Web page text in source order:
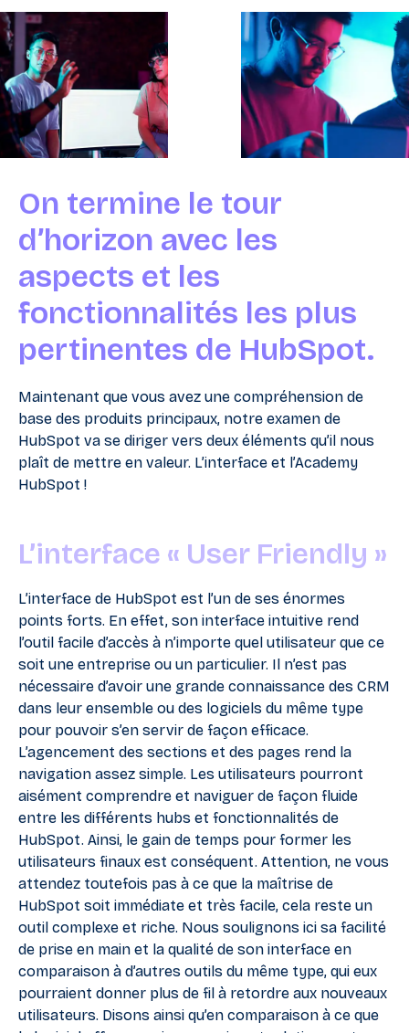
On termine le tour
d’horizon avec les
aspects et les
fonctionnalités les plus
pertinentes de HubSpot.
Maintenant que vous avez une compréhension de
base des produits principaux, notre examen de
HubSpot va se diriger vers deux éléments qu’il nous
plaît de mettre en valeur. L’interface et l’Academy
HubSpot !
L’interface « User Friendly »
L’interface de HubSpot est l’un de ses énormes
points forts. En effet, son interface intuitive rend
l’outil facile d’accès à n’importe quel utilisateur que ce
soit une entreprise ou un particulier. Il n’est pas
nécessaire d’avoir une grande connaissance des CRM
dans leur ensemble ou des logiciels du même type
pour pouvoir s’en servir de façon efficace.
L’agencement des sections et des pages rend la
navigation assez simple. Les utilisateurs pourront
aisément comprendre et naviguer de façon fluide
entre les différents hubs et fonctionnalités de
HubSpot. Ainsi, le gain de temps pour former les
utilisateurs finaux est conséquent. Attention, ne vous
attendez toutefois pas à ce que la maîtrise de
HubSpot soit immédiate et très facile, cela reste un
outil complexe et riche. Nous soulignons ici sa facilité
de prise en main et la qualité de son interface en
comparaison à d’autres outils du même type, qui eux
pourraient donner plus de fil à retordre aux nouveaux
utilisateurs. Disons ainsi qu’en comparaison à ce que